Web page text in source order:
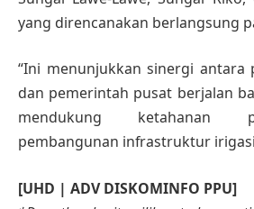
yang direncanakan berlangsung
“Ini menunjukkan sinergi antara
dan pemerintah pusat berjalan
mendukung ketahanan
pembangunan infrastruktur
[UHD | ADV DISKOMINFO PPU]